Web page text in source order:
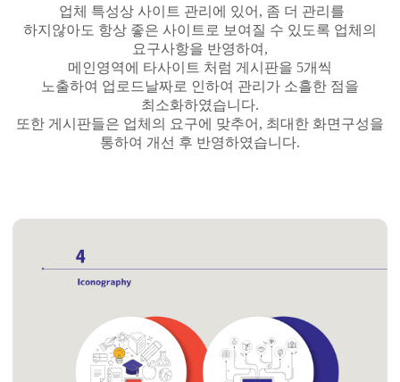
업체 특성상 사이트 관리에 있어, 좀 더 관리를
하지않아도 항상 좋은 사이트로 보여질 수 있도록 업체의
요구사항을 반영하여,
메인영역에 타사이트 처럼 게시판을 5개씩
노출하여 업로드날짜로 인하여 관리가 소흘한 점을
최소화하였습니다.
또한 게시판들은 업체의 요구에 맞추어, 최대한 화면구성을
통하여 개선 후 반영하였습니다.